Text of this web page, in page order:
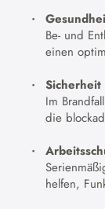
Be- und
einen
Sicherheit
Im
die
helfen,